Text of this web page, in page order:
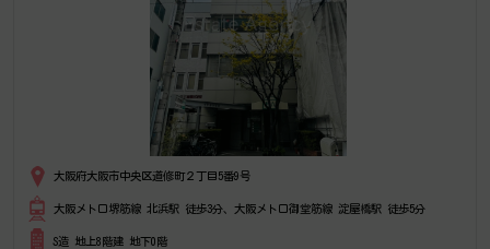
大阪府大阪市中央区道修町２丁目5番9号
大阪メトロ堺筋線 北浜駅 徒歩3分、大阪メトロ御堂筋線 淀屋橋駅 徒歩5分
S造 地上8階建 地下0階